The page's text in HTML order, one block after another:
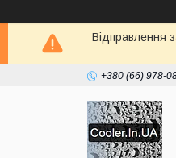
Відправлення
+380 (66) 978-